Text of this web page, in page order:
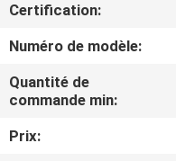
DE
NOUS
VISITE
D'USINE
Certification:
Numéro de modèle:
Quantité de
commande min:
Prix: